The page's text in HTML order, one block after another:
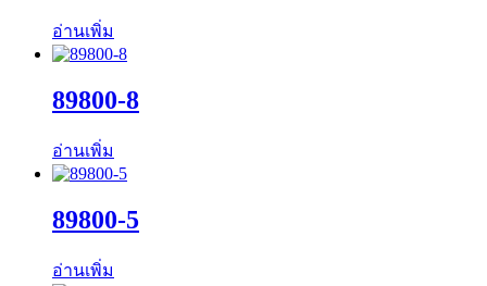
อ่านเพิ่ม
89800-8
อ่านเพิ่ม
89800-5
อ่านเพิ่ม